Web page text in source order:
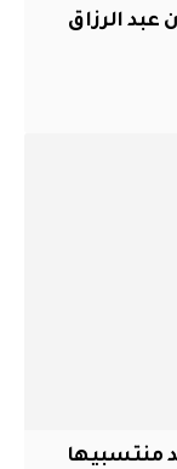
عبد الرزاق
منتسبيها